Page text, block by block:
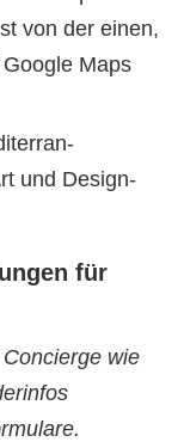
von der einen,
Maps
und Design-
für
wie